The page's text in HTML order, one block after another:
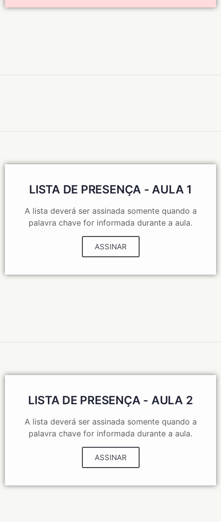
LISTA DE PRESENÇA - AULA 1
A lista deverá ser assinada somente quando a
palavra chave for informada durante a aula.
ASSINAR
LISTA DE PRESENÇA - AULA 2
A lista deverá ser assinada somente quando a
palavra chave for informada durante a aula.
ASSINAR